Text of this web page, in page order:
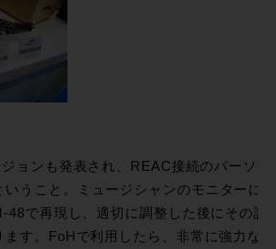
ョンも発表され、REAC接続のパーソ
いうこと。ミュージシャンのモニターに
48で再現し、適切に調整した後にその設
ます。FoHで利用したら、非常に強力な